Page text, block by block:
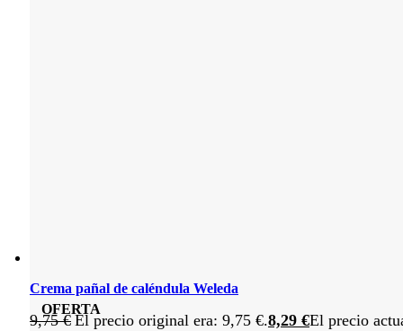
OFERTA
Crema pañal de caléndula Weleda
9,75€ El precio original era: 9,75 €.8,29 €El precio